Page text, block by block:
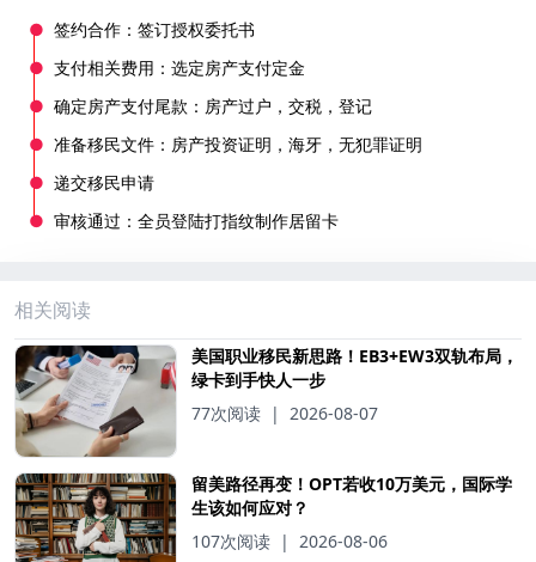
● 签约合作：签订授权委托书
● 支付相关费用：选定房产支付定金
● 确定房产支付尾款：房产过户，交税，登记
● 准备移民文件：房产投资证明，海牙，无犯罪证明
● 递交移民申请
● 审核通过：全员登陆打指纹制作居留卡
相关阅读
美国职业移民新思路！EB3+EW3双轨布局，
绿卡到手快人一步
77次阅读 | 2026-08-07
留美路径再变！OPT若收10万美元，国际学
生该如何应对？
107次阅读 | 2026-08-06